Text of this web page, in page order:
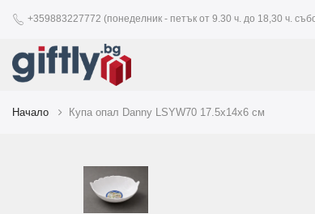
+359883227772 (понеделник - петък от 9.30 ч. до 18,30 ч.
Начало Купа опал Danny LSYW70 17.5х14х6 см